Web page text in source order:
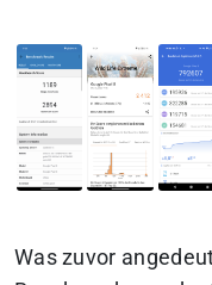
Was zuvor